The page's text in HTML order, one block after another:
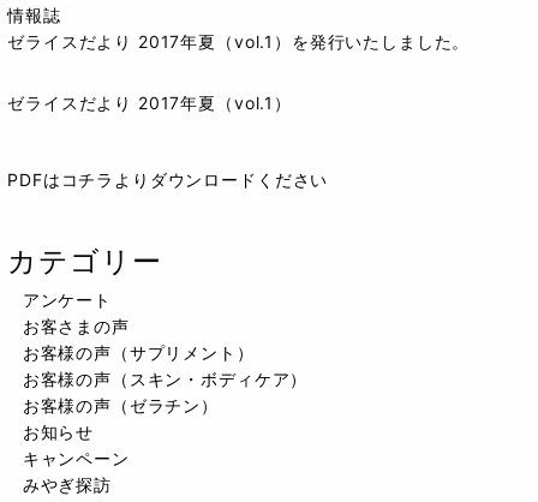
情報誌
ゼライスだより 2017年夏（vol.1）を発行いたしました。
ゼライスだより 2017年夏（vol.1）
PDFはコチラよりダウンロードください
カテゴリー
アンケート
お客さまの声
お客様の声（サプリメント）
お客様の声（スキン・ボディケア）
お客様の声（ゼラチン）
お知らせ
キャンペーン
みやぎ探訪